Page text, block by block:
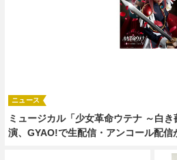
ミュージカル「少女革命ウテナ ～白
演、GYAO!で生配信・アンコール配信
ニュース